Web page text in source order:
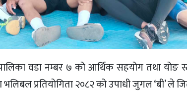
वडा नम्बर ७ को आर्थिक सहयोग तथा योङ
प्रतियोगिता २०८२ को उपाधी जुगल ‘बी’ ले